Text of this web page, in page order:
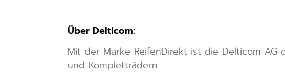
Über Delticom:
Mit der Marke ReifenDirekt ist die Delticom
und Kompletträdern.